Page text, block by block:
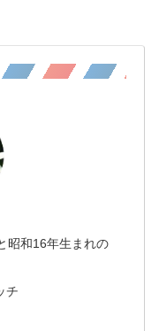
昭和16年生まれの
チ